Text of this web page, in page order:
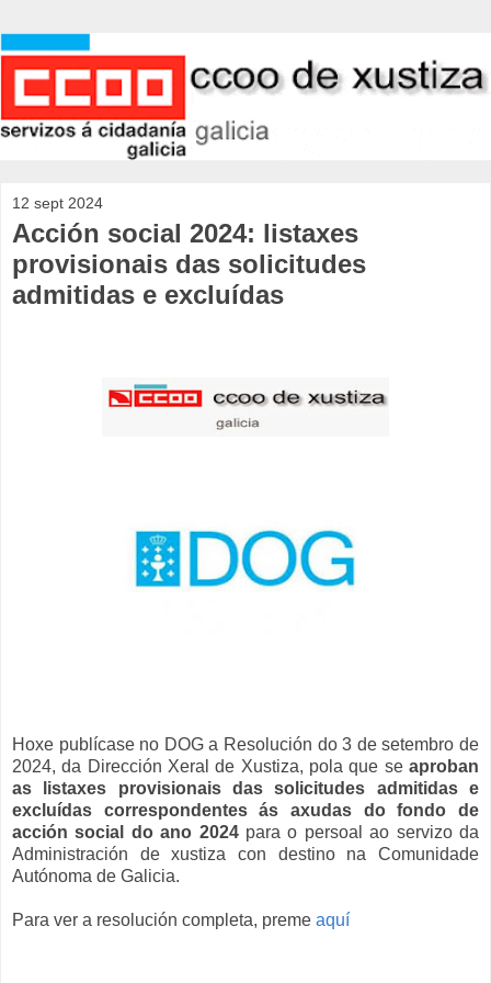
12 sept 2024
Acción social 2024: listaxes
provisionais das solicitudes
admitidas e excluídas
Hoxe publícase no DOG a Resolución do 3 de setembro de
2024, da Dirección Xeral de Xustiza, pola que se aproban
as listaxes provisionais das solicitudes admitidas e
excluídas correspondentes ás axudas do fondo de
acción social do ano 2024para o persoal ao servizo da
Administración de xustiza con destino na Comunidade
Autónoma de Galicia.
Para ver a resolución completa, preme aquí